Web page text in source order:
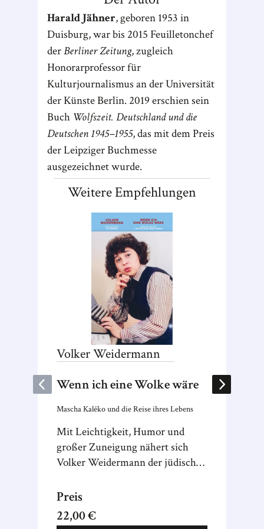
Harald Jähner, geboren 1953 in
Duisburg, war bis 2015 Feuilletonchef
derBerliner Zeitung, zugleich
Honorarprofessor für
Kulturjournalismus an der Universität
der Künste Berlin. 2019 erschien sein
Buch Wolfszeit. Deutschland und die
Deutschen 1945–1955, das mit dem Preis
der Leipziger Buchmesse
ausgezeichnet wurde.
Weitere Empfehlungen
VolkerWeidermann
Wenn ich eine Wolke wäre
Mascha Kaléko und die Reise ihres Lebens
Mit Leichtigkeit, Humor und
großer Zuneigung nähert sich
Volker Weidermann der jüdischen
erzählt vom entscheidenden Jahr
ihres Lebens.
Preis
22,00 €